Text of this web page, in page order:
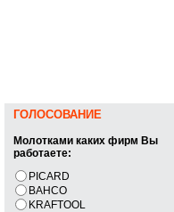
ГОЛОСОВАНИЕ
Молотками каких фирм Вы
работаете:
PICARD
BAHCO
KRAFTOOL